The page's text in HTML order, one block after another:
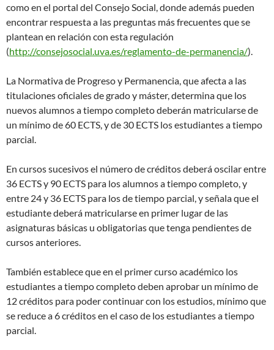
como en el portal del Consejo Social, donde además pueden
encontrar respuesta a las preguntas más frecuentes que se
plantean en relación con esta regulación
(http://consejosocial.uva.es/reglamento-de-permanencia/).
La Normativa de Progreso y Permanencia, que afecta a las
titulaciones oficiales de grado y máster, determina que los
nuevos alumnos a tiempo completo deberán matricularse de
un mínimo de 60 ECTS, y de 30 ECTS los estudiantes a tiempo
parcial.
En cursos sucesivos el número de créditos deberá oscilar entre
36 ECTS y 90 ECTS para los alumnos a tiempo completo, y
entre 24 y 36 ECTS para los de tiempo parcial, y señala que el
estudiante deberá matricularse en primer lugar de las
asignaturas básicas u obligatorias que tenga pendientes de
cursos anteriores.
También establece que en el primer curso académico los
estudiantes a tiempo completo deben aprobar un mínimo de
12 créditos para poder continuar con los estudios, mínimo que
se reduce a 6 créditos en el caso de los estudiantes a tiempo
parcial.